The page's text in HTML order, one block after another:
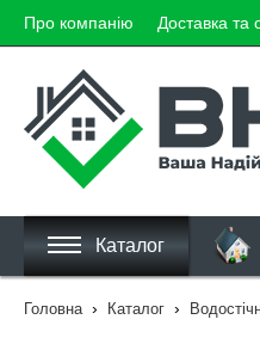
Про компанію Доставка та
Каталог
Головна › Каталог ›